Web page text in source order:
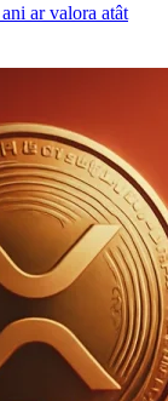
ar valora atât